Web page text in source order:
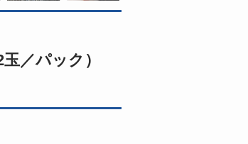
／パック）